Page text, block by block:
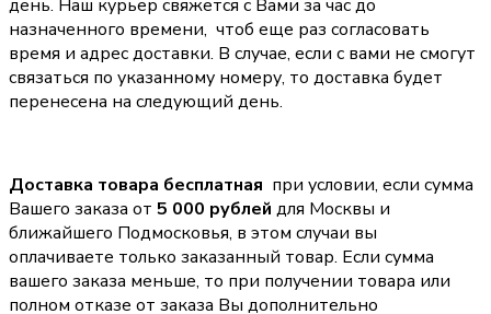
день. Наш курьер свяжется с Вами за час до
назначенного времени, чтоб еще раз согласовать
время и адрес доставки. В случае, если с вами не смогут
связаться по указанному номеру, то доставка будет
перенесена на следующий день.
Доставка товара бесплатная при условии, если сумма
Вашего заказа от 5 000 рублей для Москвы и
ближайшего Подмосковья, в этом случаи вы
оплачиваете только заказанный товар. Если сумма
вашего заказа меньше, то при получении товара или
полном отказе от заказа Вы дополнительно